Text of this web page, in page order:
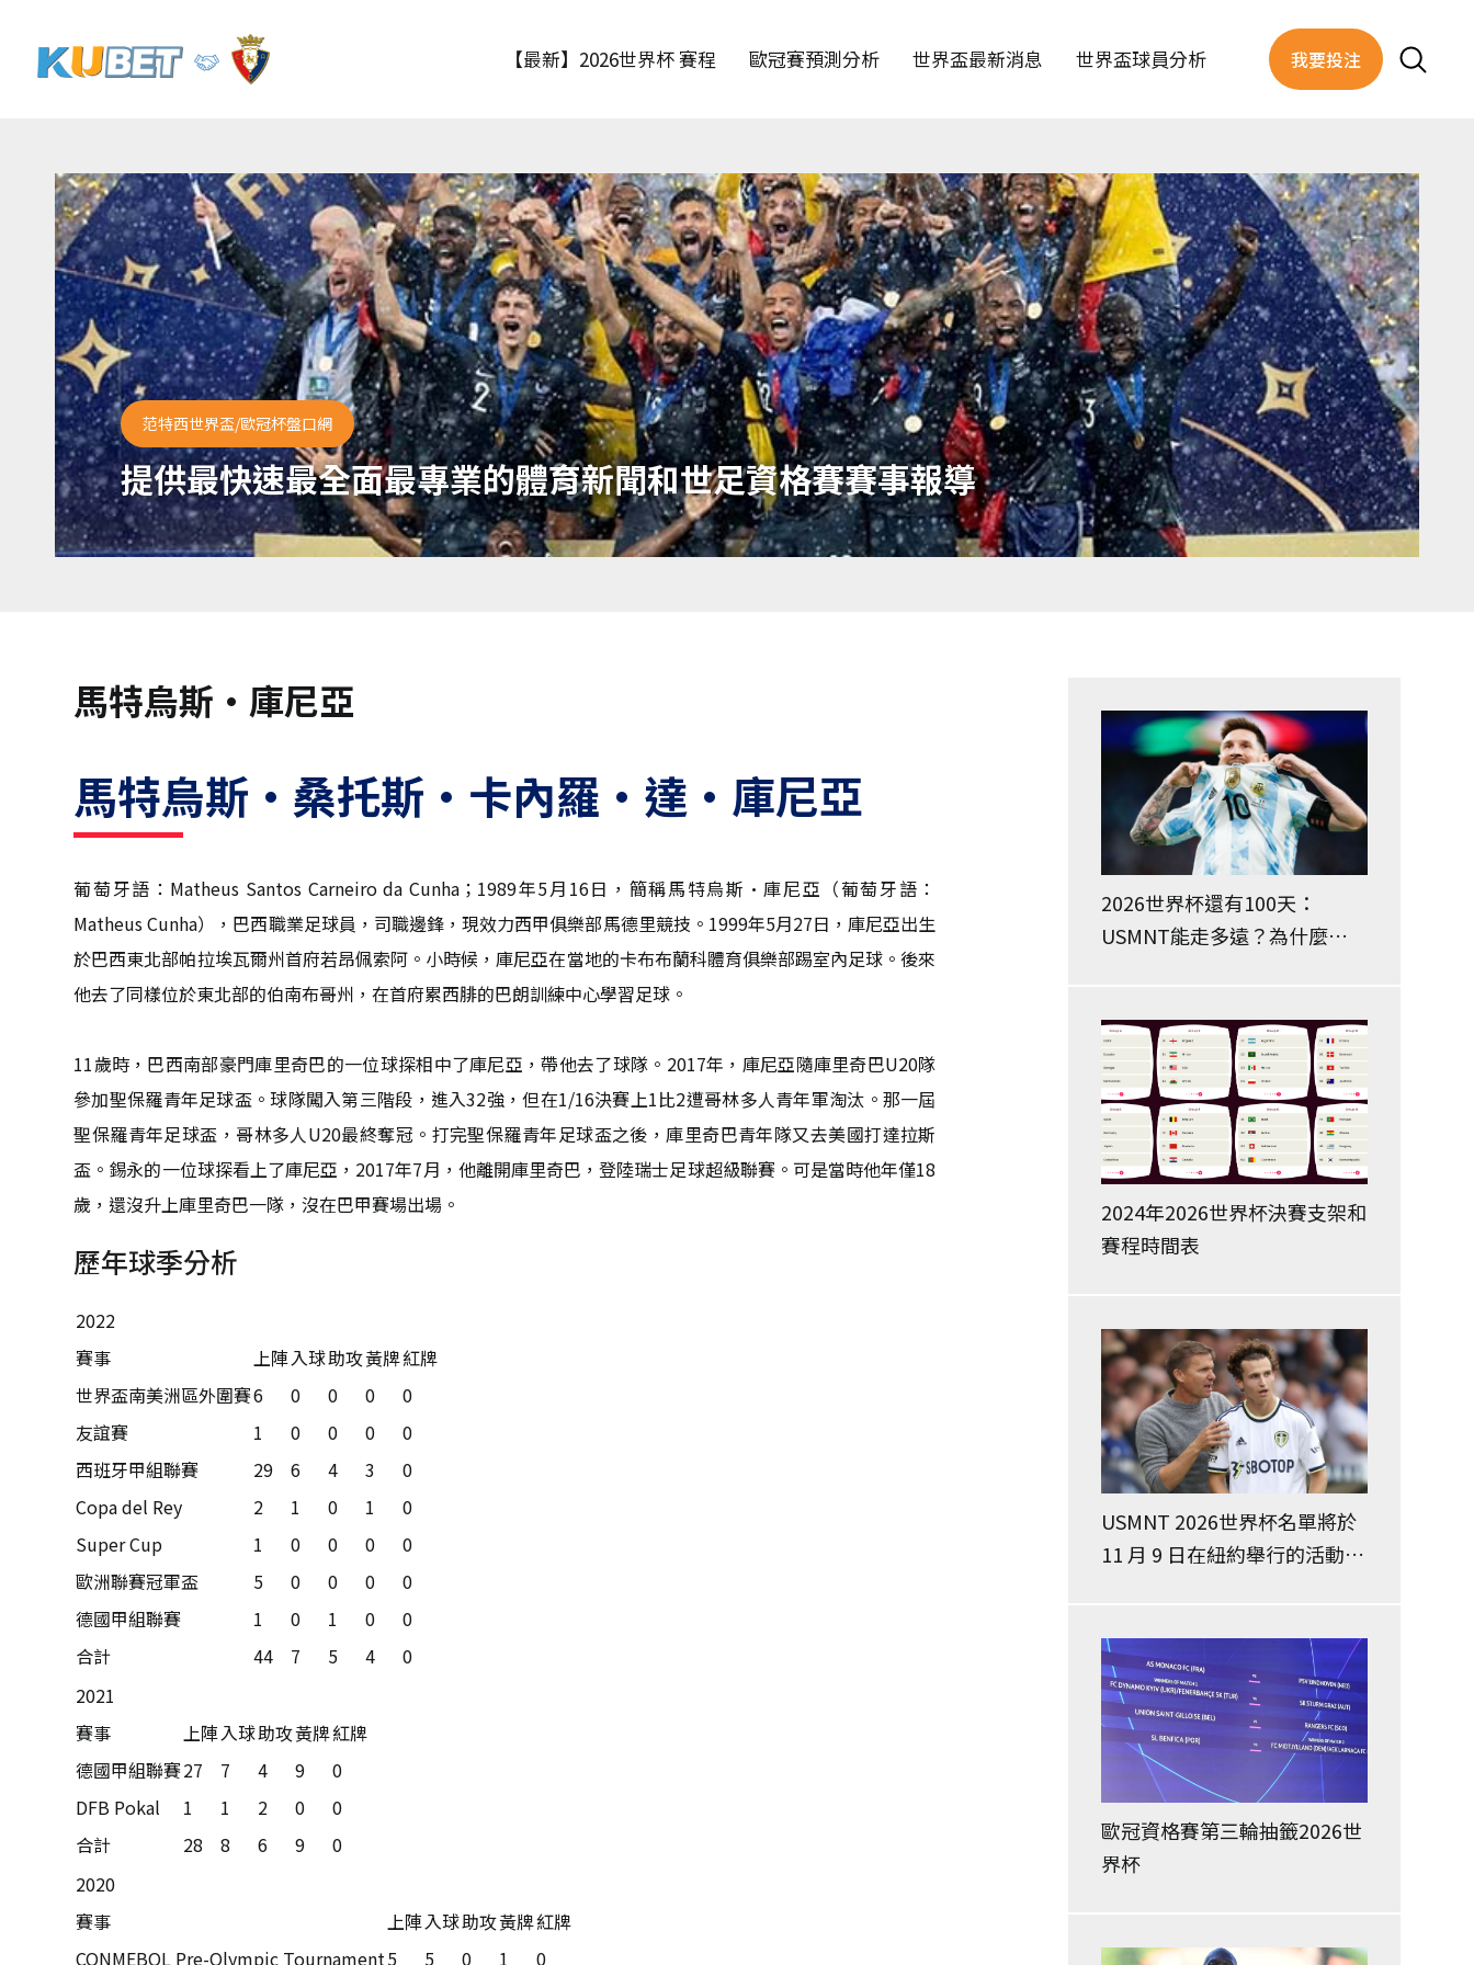
【最新】2026世界杯 賽程 歐冠賽預測分析 世界盃最新消息 世界盃球員分析 我要投注
范特西世界盃/歐冠杯盤口網
提供最快速最全面最專業的體育新聞和世足資格賽賽事報導
馬特烏斯·庫尼亞
馬特烏斯·桑托斯·卡內羅·達·庫尼亞
葡萄牙語：Matheus Santos Carneiro da Cunha；1989年5月16日，簡稱馬特烏斯·庫尼亞（葡萄牙語：
Matheus Cunha），巴西職業足球員，司職邊鋒，現效力西甲俱樂部馬德里競技。1999年5月27日，庫尼亞出生
於巴西東北部帕拉埃瓦爾州首府若昂佩索阿。小時候，庫尼亞在當地的卡布布蘭科體育俱樂部踢室內足球。後來
他去了同樣位於東北部的伯南布哥州，在首府累西腓的巴朗訓練中心學習足球。
11歲時，巴西南部豪門庫里奇巴的一位球探相中了庫尼亞，帶他去了球隊。2017年，庫尼亞隨庫里奇巴U20隊
參加聖保羅青年足球盃。球隊闖入第三階段，進入32強，但在1/16決賽上1比2遭哥林多人青年軍淘汰。那一屆
聖保羅青年足球盃，哥林多人U20最終奪冠。打完聖保羅青年足球盃之後，庫里奇巴青年隊又去美國打達拉斯
盃。錫永的一位球探看上了庫尼亞，2017年7月，他離開庫里奇巴，登陸瑞士足球超級聯賽。可是當時他年僅18
歲，還沒升上庫里奇巴一隊，沒在巴甲賽場出場。
歷年球季分析
2022
賽事
上陣入球助攻黃牌紅牌
世界盃南美洲區外圍賽6 0 0 0
0
友誼賽
1 0 0 0
0
西班牙甲組聯賽
29 6 4 3
0
Copa del Rey
2 1 0 1
0
Super Cup
1 0 0 0
0
歐洲聯賽冠軍盃
5 0 0 0
0
德國甲組聯賽
1 0 1 0
0
合計
44 7 5 4
0
2021
賽事
上陣入球助攻黃牌紅牌
德國甲組聯賽27 7 4 9
0
DFB Pokal
1 1 2 0
0
合計
28 8 6 9
0
2020
賽事
上陣入球助攻黃牌紅牌
CONMEBOL Pre-Olympic Tournament5 5 0 1
0
2026世界杯還有100天：
USMNT能走多遠？為什麼你
2024年2026世界杯決賽支架和
賽程時間表
USMNT 2026世界杯名單將於
11 月 9 日在紐約舉行的活動中
歐冠資格賽第三輪抽籤2026世
界杯